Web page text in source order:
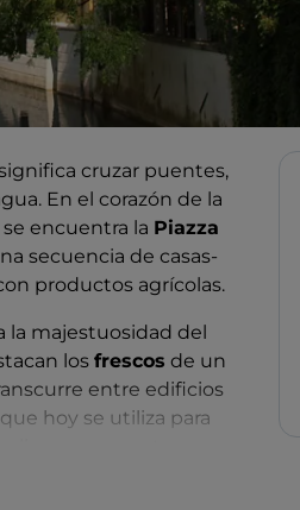
cruzar puentes,
En el corazón de la
encuentra la Piazza
secuencia de casas-
productos agrícolas.
la majestuosidad del
los frescos de un
entre edificios
hoy se utiliza para